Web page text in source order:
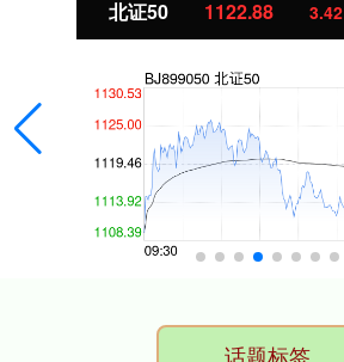
北证50 1122.88 3.42
话题标签